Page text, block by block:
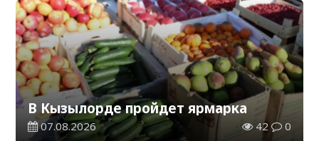
В Кызылорде пройдет ярмарка
07.08.2026 42 0